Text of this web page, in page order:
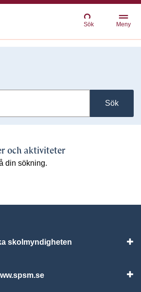
Sök Meny
Sök
och aktiviteter
din sökning.
skolmyndigheten